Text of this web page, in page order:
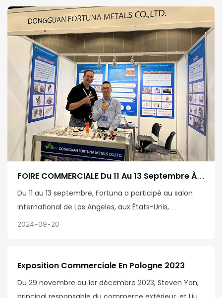
en Allemagne ouvre officiellement le 31 mars 2025.
En tant que leader dans la précision
métal
industrie de transformation, Fortuna a également
profité de cette rare opportunité d'exposition pour
introduire ses produits à l'étranger et montrer au
monde sa technologie et ses solutions industrielles
personnalisées.
FOIRE COMMERCIALE Du 11 Au 13 Septembre À
Du 11 au 13 septembre, Fortuna a participé au salon
international de Los Angeles, aux États-Unis,
présentant les produits les plus représentatifs de
petite et moyenne taille et la haute qualité de ses
2024 09 20
Exposition Commerciale En Pologne 2023
Du 29 novembre au 1er décembre 2023, Steven Yan,